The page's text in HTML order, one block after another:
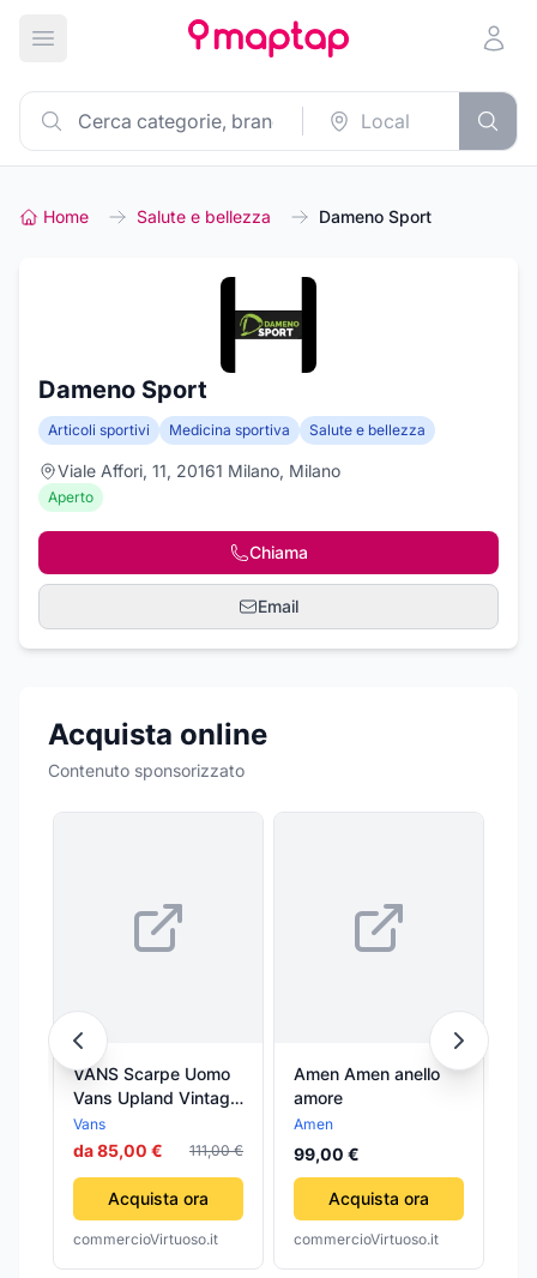
Apri menu principale
Home Salute e bellezza Dameno Sport
Dameno Sport
Articoli sportivi Medicina sportiva Salute e bellezza
Viale Affori, 11, 20161 Milano, Milano
Aperto
Chiama
Email
Acquista online
Contenuto sponsorizzato
VANS Scarpe Uomo
Vans Upland Vintage
Sport Port Royale
Vans
da 85,00 € 111,00 €
Acquista ora
commercioVirtuoso.it
Amen Amen anello
amore
Amen
99,00 €
Acquista ora
commercioVirtuoso.it